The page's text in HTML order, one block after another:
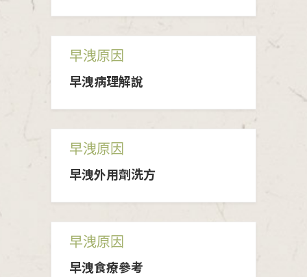
早洩原因
早洩病理解說
早洩原因
早洩外用劑洗方
早洩原因
早洩食療參考